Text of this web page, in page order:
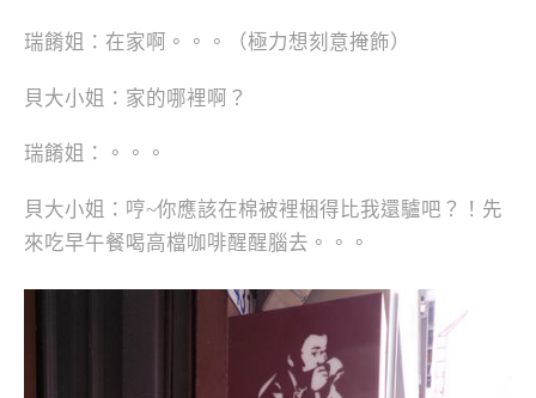
瑞餚姐：在家啊。。。（極力想刻意掩飾）
貝大小姐：家的哪裡啊？
瑞餚姐：。。。
貝大小姐：哼~你應該在棉被裡梱得比我還驢吧？！先
來吃早午餐喝高檔咖啡醒醒腦去。。。